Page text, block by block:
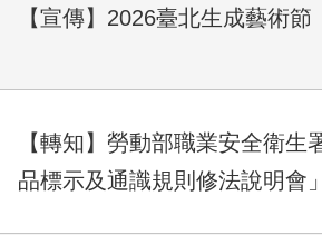
【宣傳】2026臺北生成藝術節
【轉知】勞動部職業安全衛
品標示及通識規則修法說明會